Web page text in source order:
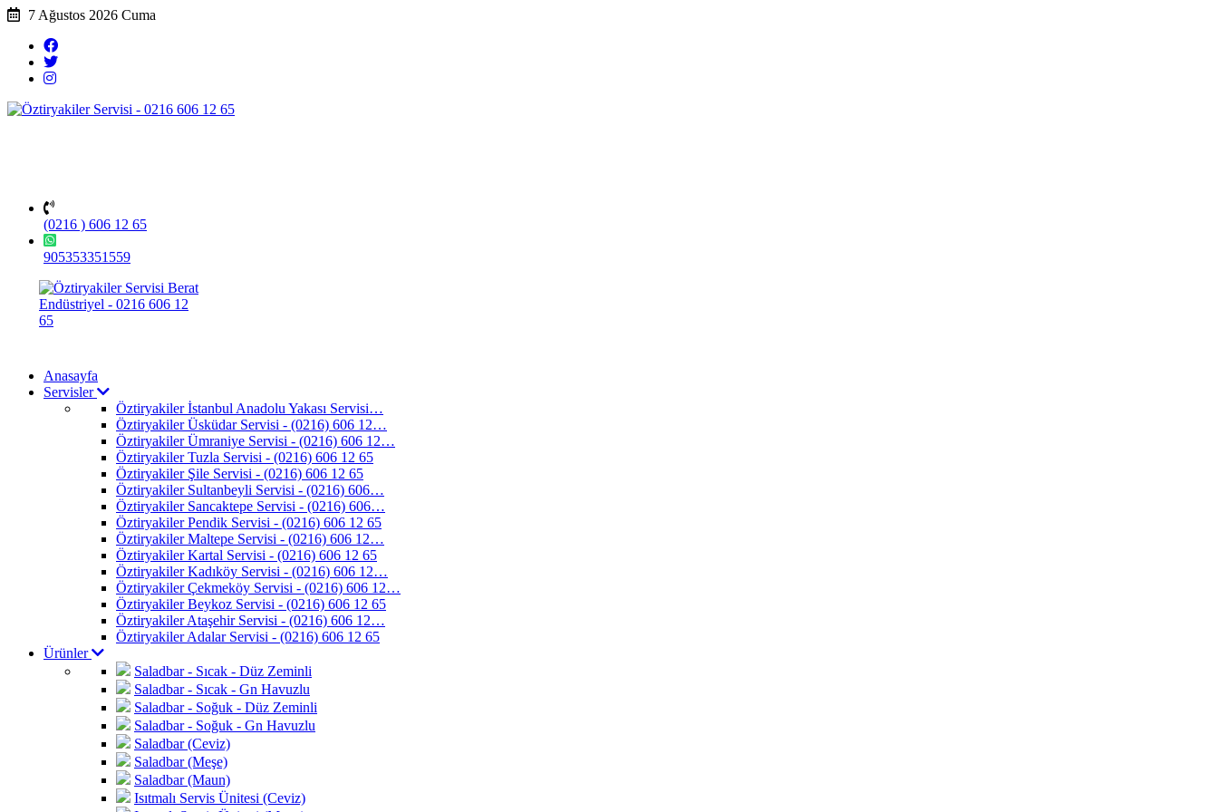
7 Ağustos 2026 Cuma
(0216 ) 606 12 65
905353351559
Anasayfa
Servisler
Öztiryakiler İstanbul Anadolu Yakası Servisi…
Öztiryakiler Üsküdar Servisi - (0216) 606 12…
Öztiryakiler Ümraniye Servisi - (0216) 606 12…
Öztiryakiler Tuzla Servisi - (0216) 606 12 65
Öztiryakiler Şile Servisi - (0216) 606 12 65
Öztiryakiler Sultanbeyli Servisi - (0216) 606…
Öztiryakiler Sancaktepe Servisi - (0216) 606…
Öztiryakiler Pendik Servisi - (0216) 606 12 65
Öztiryakiler Maltepe Servisi - (0216) 606 12…
Öztiryakiler Kartal Servisi - (0216) 606 12 65
Öztiryakiler Kadıköy Servisi - (0216) 606 12…
Öztiryakiler Çekmeköy Servisi - (0216) 606 12…
Öztiryakiler Beykoz Servisi - (0216) 606 12 65
Öztiryakiler Ataşehir Servisi - (0216) 606 12…
Öztiryakiler Adalar Servisi - (0216) 606 12 65
Ürünler
Saladbar - Sıcak - Düz Zeminli
Saladbar - Sıcak - Gn Havuzlu
Saladbar - Soğuk - Düz Zeminli
Saladbar - Soğuk - Gn Havuzlu
Saladbar (Ceviz)
Saladbar (Meşe)
Saladbar (Maun)
Isıtmalı Servis Ünitesi (Ceviz)